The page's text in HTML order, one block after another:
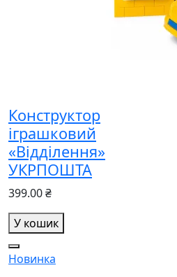
Конструктор
іграшковий
«Відділення»
УКРПОШТА
399.00 ₴
У кошик
Новинка